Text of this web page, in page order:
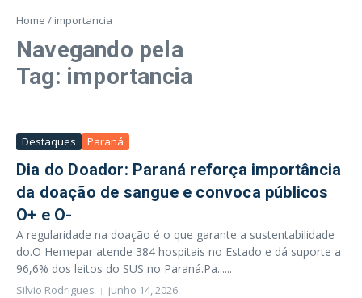
Home / importancia
Navegando pela
Tag: importancia
Destaques Paraná
Dia do Doador: Paraná reforça importância
da doação de sangue e convoca públicos
O+ e O-
A regularidade na doação é o que garante a sustentabilidade
do.O Hemepar atende 384 hospitais no Estado e dá suporte a
96,6% dos leitos do SUS no Paraná.Pa......
Silvio Rodrigues junho 14, 2026